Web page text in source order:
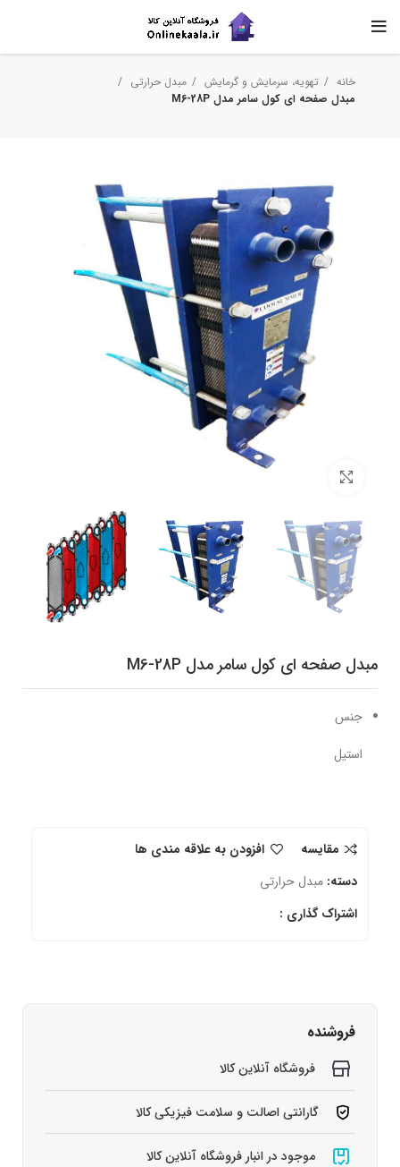
خانه تهویه، سرمایش و گرمایش
مبدل حرارتی
مبدل صفحه ای کول سامر مدل M6-28P
مبدل صفحه ای کول سامر مدل M6-28P
جنس
استیل
مقایسه
افزودن به علاقه مندی ها
دسته: مبدل حرارتی
اشتراک گذاری :
فروشنده
فروشگاه آنلاین کالا
گارانتی اصالت و سلامت فیزیکی کالا
موجود در انبار فروشگاه آنلاین کالا